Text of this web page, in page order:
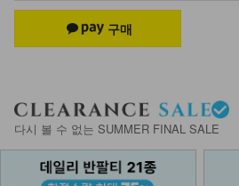
DM52-P-14/브리즈 사이드절개 플레
어 팬츠
39,900 24,900 38%
NK51-TS-4/키노 거즈 시스루 셔츠
29,900 19,900 33%
다시 볼 수 없는 SUMMER FINAL SALE